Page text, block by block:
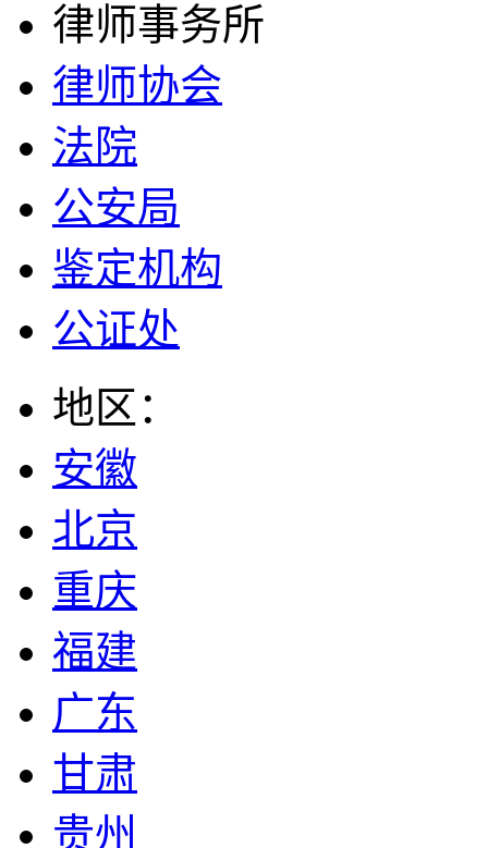
律师事务所
律师协会
法院
公安局
鉴定机构
公证处
地区：
安徽
北京
重庆
福建
广东
甘肃
贵州